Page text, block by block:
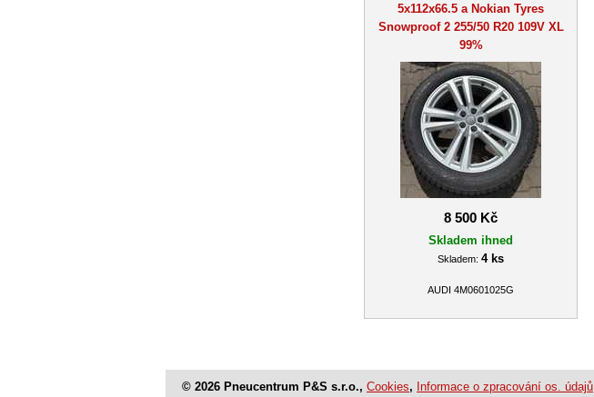
5x112x66.5 a Nokian Tyres
Snowproof 2 255/50 R20 109V XL
99%
8 500 Kč
Skladem ihned
Skladem: 4 ks
AUDI 4M0601025G
© 2026 Pneucentrum P&S s.r.o., Cookies, Informace o zpracování os. údajů